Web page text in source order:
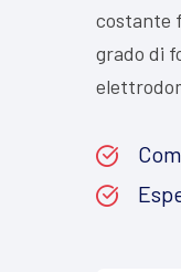
costante
grado di